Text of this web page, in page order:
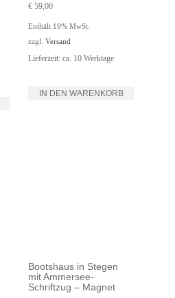
€ 59,00
Enthält 19% MwSt.
zzgl.Versand
Lieferzeit: ca. 10 Werktage
IN DEN WARENKORB
Bootshaus in Stegen
mit Ammersee-
Schriftzug – Magnet